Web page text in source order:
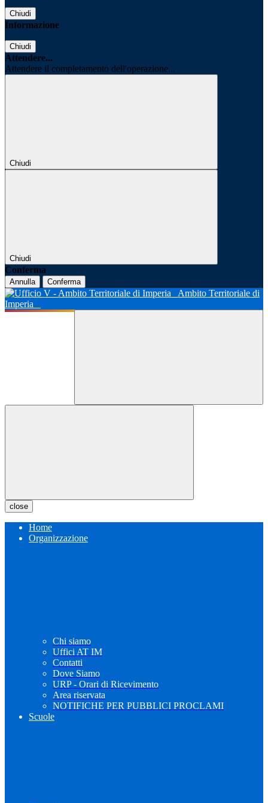
Chiudi
Informazione
Chiudi
Attendere...
Attendere il completamento dell'operazione...
Chiudi
Chiudi
Conferma
Annulla Conferma
Ambito Territoriale di
Imperia
close
Home
Organizzazione
Chi siamo
Uffici AT IM
Contatti
Dove Siamo
URP - Orari di Ricevimento
Area riservata
NOTIFICHE PER PUBBLICI PROCLAMI
Scuole